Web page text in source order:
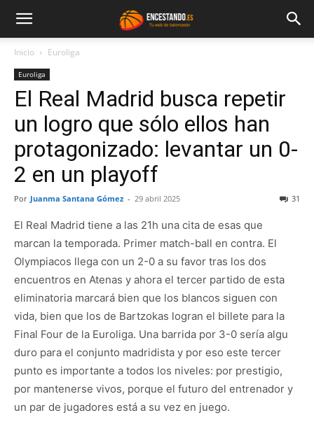
Inicio Euroliga
Euroliga
El Real Madrid busca repetir
un logro que sólo ellos han
protagonizado: levantar un 0-
2 en un playoff
Por Juanma Santana Gómez - 29 abril 2025 31
El Real Madrid tiene a las 21h una cita de esas que
marcan la temporada. Primer match-ball en contra. El
Olympiacos llega con un 2-0 a su favor tras los dos
encuentros en Atenas y ahora el tercer partido de esta
eliminatoria marcará bien que los blancos siguen con
vida, bien que los de Bartzokas logran el billete para la
Final Four de la Euroliga. Una barrida por 3-0 sería algu
duro para el conjunto madridista y por eso este tercer
punto es importante a todos los niveles: por prestigio,
por mantenerse vivos, porque el futuro del entrenador y
un par de jugadores está a su vez en juego.